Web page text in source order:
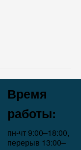
Время
работы:
пн-чт 9:00–18:00,
перерыв 13:00–